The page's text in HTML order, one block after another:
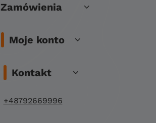
Zamówienia
Moje konto
Kontakt
+48792669996